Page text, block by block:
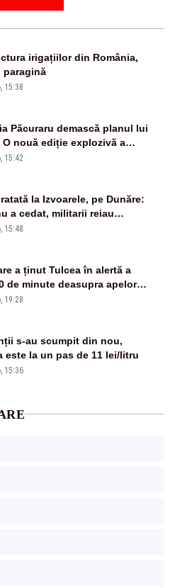
irigațiilor din România,
paragină
15:38
Păcuraru demască planul lui
O nouă ediție explozivă a
„Miza Zilei” la Realitatea PLUS
15:42
la Izvoarele, pe Dunăre:
a cedat, militarii reiau
luni – VIDEO
15:48
a ținut Tulcea în alertă a
de minute deasupra apelor
Au fost ridicate două F-16
19:28
s-au scumpit din nou,
este la un pas de 11 lei/litru
15:36